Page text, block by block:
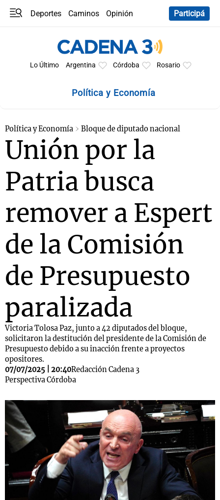
Deportes Caminos
Opinión
Participá
Lo Último Argentina Córdoba Rosario
Política y Economía
Política y Economía Bloque de diputado nacional
Unión por la
Patria busca
remover a Espert
de la Comisión
de Presupuesto
paralizada
Victoria Tolosa Paz, junto a 42 diputados del bloque,
solicitaron la destitución del presidente de la Comisión de
Presupuesto debido a su inacción frente a proyectos
opositores.
07/07/2025 | 20:40Redacción Cadena 3
Perspectiva Córdoba
Notas